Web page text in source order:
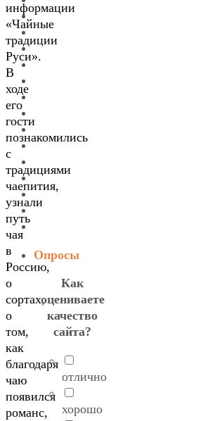
информации
«Чайные
традиции
Руси».
В
ходе
его
гости
познакомились
с
традициями
чаепития,
узнали
путь
чая
в
Россию,
о
сортах,
о
том,
как
благодаря
чаю
появился
романс,
Опросы
Как
оцениваете
качество
сайта?
отлично
хорошо